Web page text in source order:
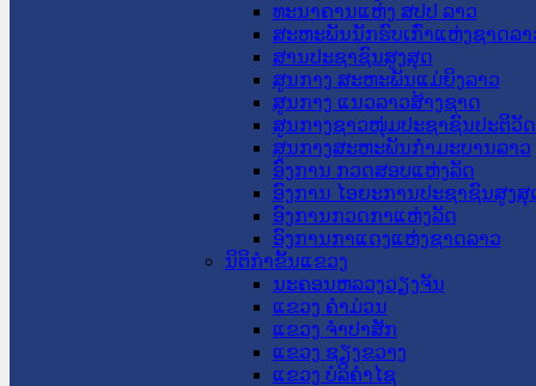
ທະນາຄານແຫ່ງ ສປປ ລາວ
ສະຫະພັນນັກຮົບເກົ່າແຫ່ງຊາດລາ
ສານປະຊາຊົນສູງສຸດ
ສູນກາງ ສະຫະພັນແມ່ຍິງລາວ
ສູນກາງ ແນວລາວສ້າງຊາດ
ສູນກາງຊາວໜຸ່ມປະຊາຊົນປະຕິວັ
ສູນກາງສະຫະພັນກຳມະບານລາວ
ອົງການ ກວດສອບແຫ່ງລັດ
ອົງການ ໄອຍະການປະຊາຊົນສູງສຸ
ອົງການກວດກາແຫ່ງລັດ
ອົງການກາແດງແຫ່ງຊາດລາວ
ນິຕິກໍາຂັ້ນແຂວງ
ນະ​ຄອນ​ຫລວງວຽງຈັນ
ແຂວງ ຄໍາມ່ວນ
ແຂວງ ຈໍາປາສັກ
ແຂວງ ຊຽງຂວາງ
ແຂວງ ບໍລິຄໍາໄຊ